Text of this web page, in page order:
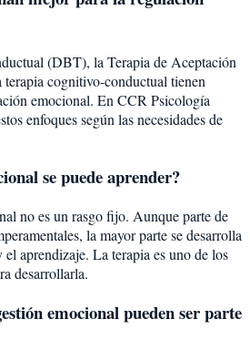
(DBT), la Terapia de Aceptación
cognitivo-conductual tienen
emocional. En CCR Psicología
enfoques según las necesidades de
se puede aprender?
no es un rasgo fijo. Aunque parte de
la mayor parte se desarrolla
el aprendizaje. La terapia es uno de los
desarrollarla.
emocional pueden ser parte